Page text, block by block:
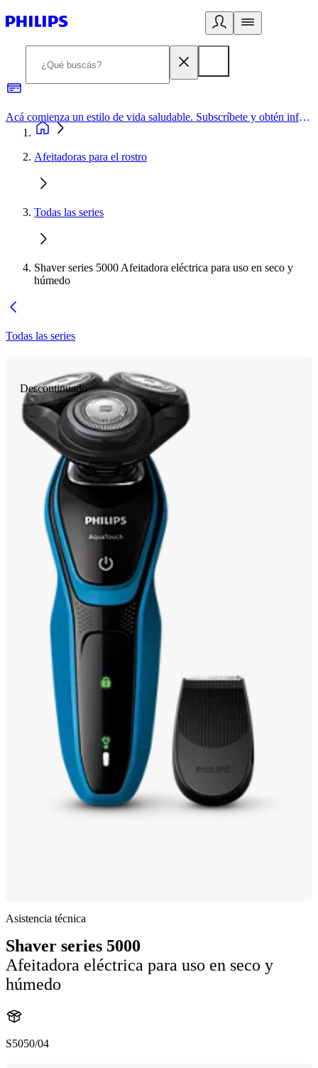
Acá comienza un estilo de vida saludable. Subscríbete y obtén información de primera mano
Afeitadoras para el rostro
Todas las series
Shaver series 5000 Afeitadora eléctrica para uso en seco y
húmedo
Todas las series
Descontinuado
Asistencia técnica
Shaver series 5000
Afeitadora eléctrica para uso en seco y
húmedo
S5050/04